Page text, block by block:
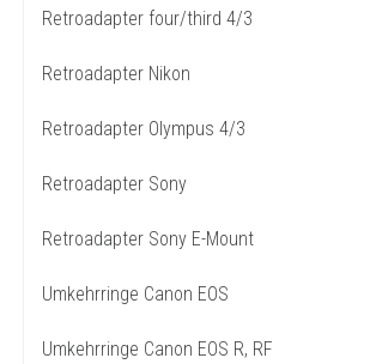
Retroadapter four/third 4/3
Retroadapter Nikon
Retroadapter Olympus 4/3
Retroadapter Sony
Retroadapter Sony E-Mount
Umkehrringe Canon EOS
Umkehrringe Canon EOS R, RF